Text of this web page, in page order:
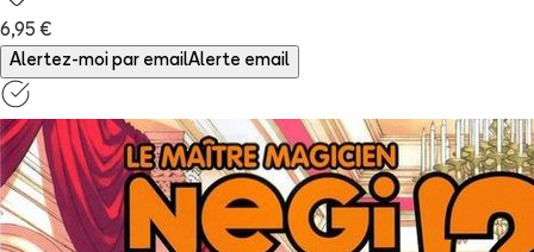
6,95 €
Alertez-moi par emailAlerte email